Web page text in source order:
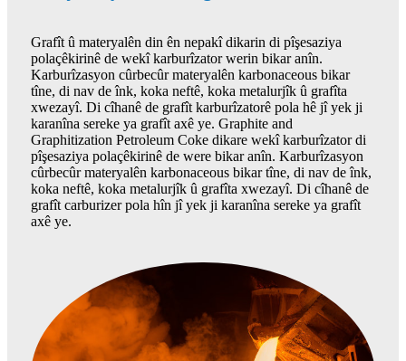
Grafît û materyalên din ên nepakî dikarin di pîşesaziya
polaçêkirinê de wekî karburîzator werin bikar anîn.
Karburîzasyon cûrbecûr materyalên karbonaceous bikar
tîne, di nav de înk, koka neftê, koka metalurjîk û grafîta
xwezayî. Di cîhanê de grafît karburîzatorê pola hê jî yek ji
karanîna sereke ya grafît axê ye. Graphite and
Graphitization Petroleum Coke dikare wekî karburîzator di
pîşesaziya polaçêkirinê de were bikar anîn. Karburîzasyon
cûrbecûr materyalên karbonaceous bikar tîne, di nav de înk,
koka neftê, koka metalurjîk û grafîta xwezayî. Di cîhanê de
grafît carburizer pola hîn jî yek ji karanîna sereke ya grafît
axê ye.